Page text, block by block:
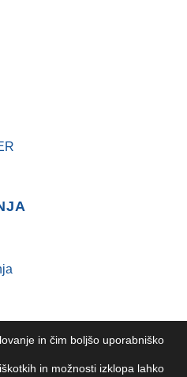
in čim boljšo uporabniško
in možnosti izklopa lahko